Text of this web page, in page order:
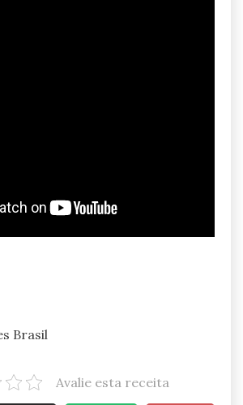
Brasil
Avalie esta receita